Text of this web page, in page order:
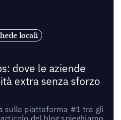
locali
dove le aziende
extra senza sforzo
sulla piattaforma #1 tra gli
del blog spieghiamo